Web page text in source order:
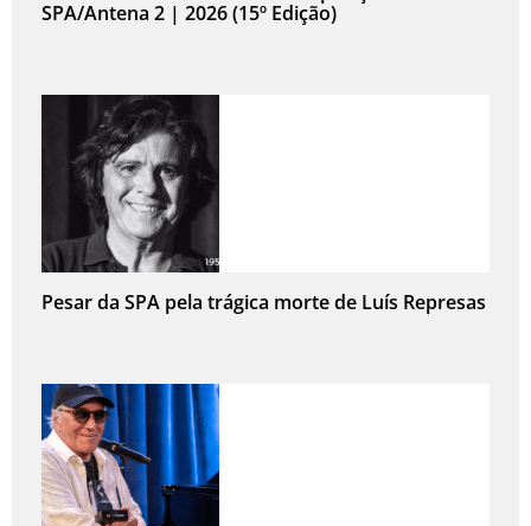
SPA/Antena 2 | 2026 (15º Edição)
Pesar da SPA pela trágica morte de Luís Represas